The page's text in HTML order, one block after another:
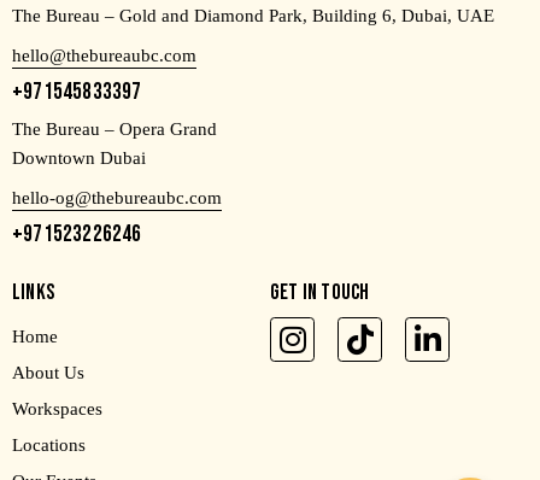
The Bureau – Gold and Diamond Park, Building 6, Dubai, UAE
hello@thebureaubc.com
+971545833397
The Bureau – Opera Grand
Downtown Dubai
hello-og@thebureaubc.com
+971523226246
LINKS
Home
About Us
Workspaces
Locations
GET IN TOUCH